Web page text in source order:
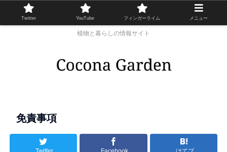
植物と暮らしの情報サイト
免責事項
Twitter YouTube フィンガーライム メニュー